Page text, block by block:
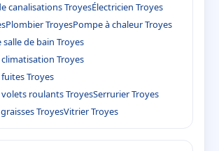
canalisations TroyesÉlectricien Troyes
Plombier TroyesPompe à chaleur Troyes
de bain Troyes
Troyes
Troyes
roulants TroyesSerrurier Troyes
TroyesVitrier Troyes